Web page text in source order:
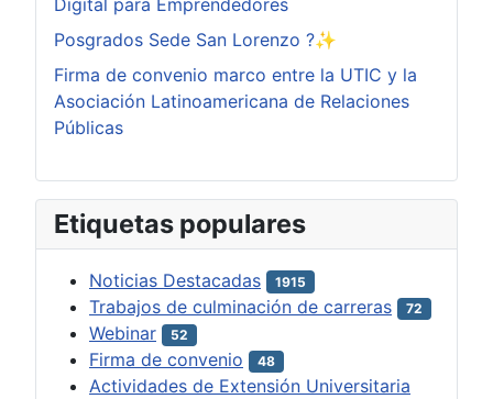
Posgrados Sede San Lorenzo ?✨
Firma de convenio marco entre la UTIC y la
Asociación Latinoamericana de Relaciones
Públicas
Etiquetas populares
Noticias Destacadas 1915
Trabajos de culminación de carreras 72
Webinar 52
Firma de convenio 48
Actividades de Extensión Universitaria